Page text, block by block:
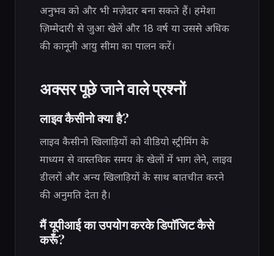
अनुभव को और भी मज़ेदार बना सकते हैं। हमेशा
ज़िम्मेदारी से जुआ खेलें और 18 वर्ष या उससे अधिक
की कानूनी आयु सीमा का पालन करें।
अक्सर पूछे जाने वाले प्रश्नों
लाइव कैसीनो क्या है?
लाइव कैसीनो खिलाड़ियों को वीडियो स्ट्रीमिंग के
माध्यम से वास्तविक समय के खेलों में भाग लेने, लाइव
डीलरों और अन्य खिलाड़ियों के साथ बातचीत करने
की अनुमति देता है।
मैं यूपीआई का उपयोग करके डिपॉजिट कैसे
करूँ?